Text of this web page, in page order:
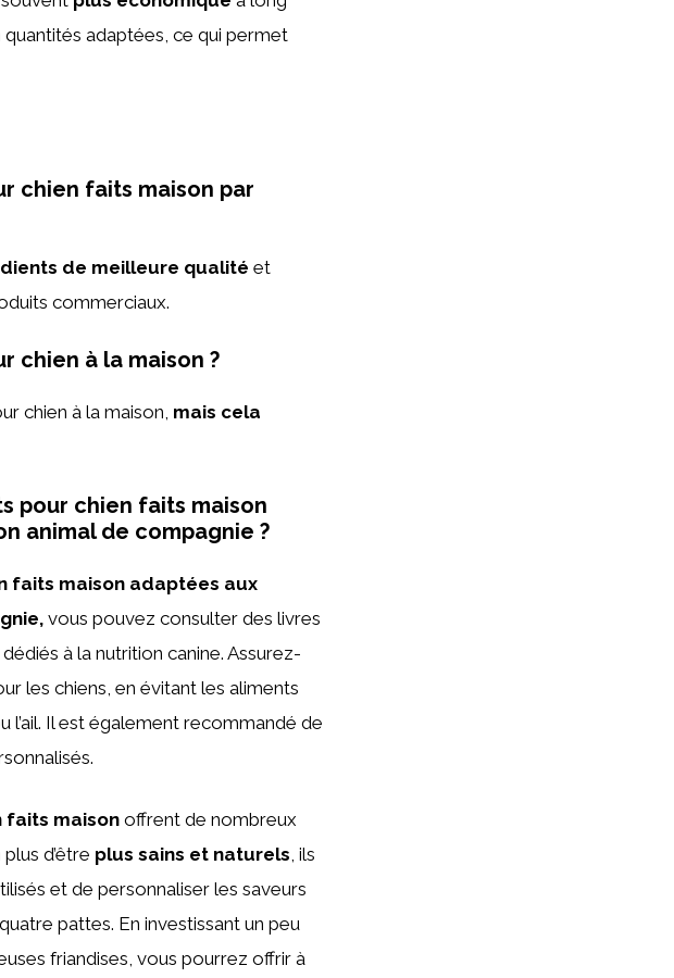
adaptées, ce qui permet
chien faits maison par
de meilleure qualité et
commerciaux.
chien à la maison ?
chien à la maison, mais cela
pour chien faits maison
animal de compagnie ?
faits maison adaptées aux
vous pouvez consulter des livres
à la nutrition canine. Assurez-
les chiens, en évitant les aliments
Il est également recommandé de
faits maisonoffrent de nombreux
d’être plus sains et naturels, ils
et de personnaliser les saveurs
pattes. En investissant un peu
friandises, vous pourrez offrir à